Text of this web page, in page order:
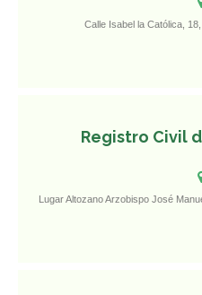
Calle Isabel la Católica,
Registro Civil
Lugar Altozano Arzobispo José